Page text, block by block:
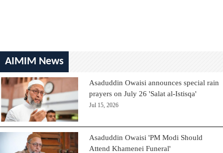
AIMIM News
Asaduddin Owaisi announces special rain
prayers on July 26 'Salat al-Istisqa'
Jul 15, 2026
Asaduddin Owaisi 'PM Modi Should
Attend Khamenei Funeral'